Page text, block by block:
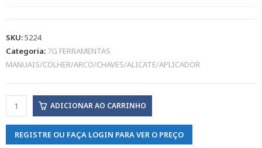
SKU:5224
Categoria: 7G FERRAMENTAS
MANUAIS/COLHER/ARCO/CHAVES/ALICATE/APLICADOR
ADICIONAR AO CARRINHO
REGISTRE OU FAÇA LOGIN PARA VER O PREÇO